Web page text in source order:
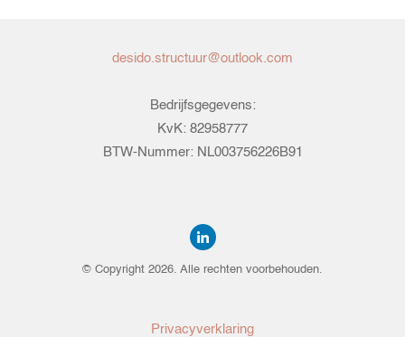
desido.structuur@outlook.com
Bedrijfsgegevens:
KvK: 82958777
BTW-Nummer: NL003756226B91
© Copyright 2026. Alle rechten voorbehouden.
Privacyverklaring